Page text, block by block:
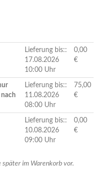
Lieferung bis::
17.08.2026
10:00 Uhr
0,00
€
Lieferung bis::
11.08.2026
08:00 Uhr
75,00
€
Lieferung bis::
10.08.2026
09:00 Uhr
0,00
€
später im Warenkorb vor.